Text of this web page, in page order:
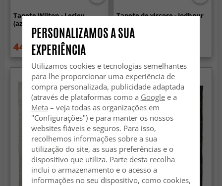
Tapete Wilton - Lesley
(azul/cinza/turquesa)
44.99 € 59.99 €
Tapete de viscose - Jodhpur
(offwhite)
PERSONALIZAMOS A SUA
EXPERIÊNCIA
Utilizamos cookies e tecnologias semelhantes
para lhe proporcionar uma experiência de
compra personalizada, publicidade adaptada
(através de plataformas como a Googlee a
Meta – veja todas as organizações em
"Configurações") e para manter os nossos
websites fiáveis e seguros. Para isso,
recolhemos informações sobre a sua
utilização do site, as suas preferências e o
dispositivo que utiliza. Parte desta recolha
inclui o armazenamento e o acesso a
informações no seu dispositivo, como cookies,